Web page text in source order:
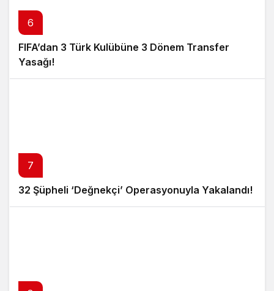
6
FIFA’dan 3 Türk Kulübüne 3 Dönem Transfer
Yasağı!
7
32 Şüpheli ‘Değnekçi’ Operasyonuyla Yakalandı!